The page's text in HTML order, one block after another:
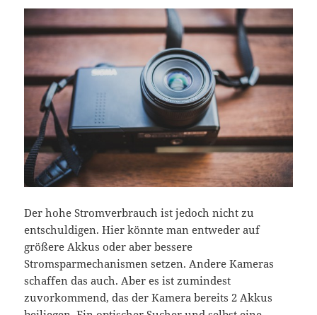
Der hohe Stromverbrauch ist jedoch nicht zu
entschuldigen. Hier könnte man entweder auf
größere Akkus oder aber bessere
Stromsparmechanismen setzen. Andere Kameras
schaffen das auch. Aber es ist zumindest
zuvorkommend, das der Kamera bereits 2 Akkus